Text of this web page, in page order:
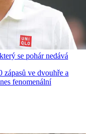
se pohár nedává
zápasů ve dvouhře a
fenomenální